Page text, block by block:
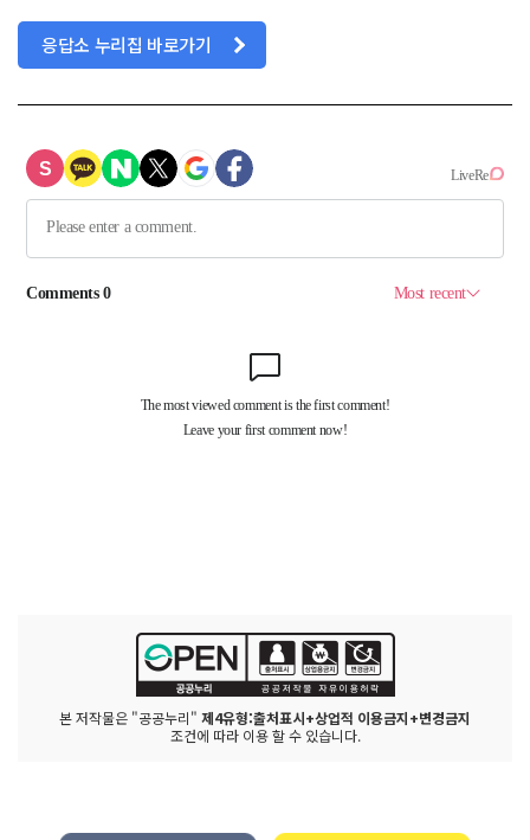
응답소 누리집 바로가기
본 저작물은 "공공누리" 제4유형:출처표시+상업적 이용금지+변경금지
조건에 따라 이용 할 수 있습니다.